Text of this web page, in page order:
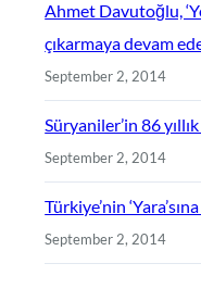
Ahmet Davutoğlu,
çıkarmaya devam
September 2, 2014
Süryaniler’in 86
September 2, 2014
Türkiye’nin
September 2, 2014